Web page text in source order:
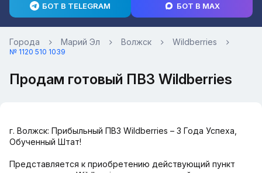
БОТ В TELEGRAM БОТ В MAX
Города Марий Эл Волжск Wildberries
№ 1120 510 1039
Продам готовый ПВЗ Wildberries
г. Волжск: Прибыльный ПВЗ Wildberries – 3 Года Успеха,
Обученный Штат!
Представляется к приобретению действующий пункт